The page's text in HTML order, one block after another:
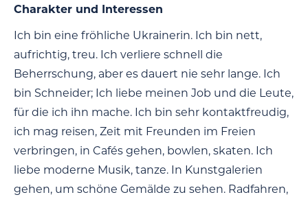
Charakter und Interessen
Ich bin eine fröhliche Ukrainerin. Ich bin nett,
aufrichtig, treu. Ich verliere schnell die
Beherrschung, aber es dauert nie sehr lange. Ich
bin Schneider; Ich liebe meinen Job und die Leute,
für die ich ihn mache. Ich bin sehr kontaktfreudig,
ich mag reisen, Zeit mit Freunden im Freien
verbringen, in Cafés gehen, bowlen, skaten. Ich
liebe moderne Musik, tanze. In Kunstgalerien
gehen, um schöne Gemälde zu sehen. Radfahren,